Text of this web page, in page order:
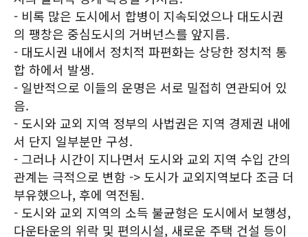
- 비록 많은 도시에서 합병이 지속되었으나 대도시권
의 팽창은 중심도시의 거버넌스를 앞지름.
- 대도시권 내에서 정치적 파편화는 상당한 정치적 통
합 하에서 발생.
- 일반적으로 이들의 운명은 서로 밀접히 연관되어 있
음.
- 도시와 교외 지역 정부의 사법권은 지역 경제권 내에
서 단지 일부분만 구성.
- 그러나 시간이 지나면서 도시와 교외 지역 수입 간의
관계는 극적으로 변함 -> 도시가 교외지역보다 조금 더
부유했으나, 후에 역전됨.
- 도시와 교외 지역의 소득 불균형은 도시에서 보행성,
다운타운의 위락 및 편의시설, 새로운 주택 건설 등이